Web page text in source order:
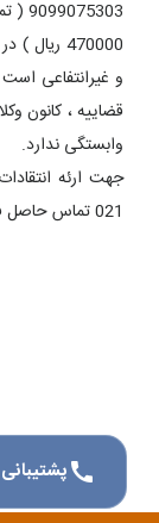
470000
و غیرانتفاعی
قضاییه ، کانون
وابستگی ندارد.
021 تماس حاصل فرمایید.
call